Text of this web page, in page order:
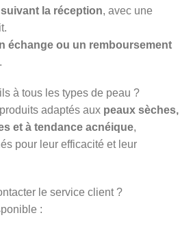
la réception, avec une
échange ou un remboursement
à tous les types de peau ?
adaptés aux peaux sèches,
et à tendance acnéique,
pour leur efficacité et leur
le service client ?
: